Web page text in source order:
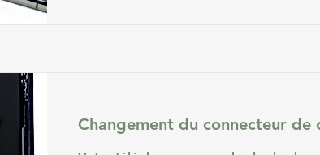
Changement du connecteur de